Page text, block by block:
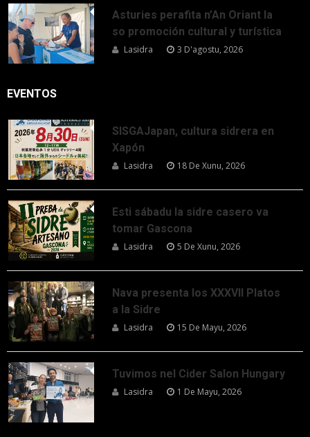
Asturies perafita n’An Oriant la
so promoción cultural y turística
Lasidra 3 D'agostu, 2026
EVENTOS
SISGAJapan, cultura sidrera en
Xapón
Lasidra 18 De Xunu, 2026
Esti sábadu la sidre casero va
tomar Gascona
Lasidra 5 De Xunu, 2026
Nava presenta los XXXVII Platos
a la Sidre
Lasidra 15 De Mayu, 2026
Tuvimos nel Cider Salon Hungary
Lasidra 1 De Mayu, 2026